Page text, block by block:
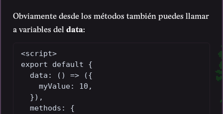
Obviamente desde los métodos también puedes llamar
a variables del data:
<script>
export default {
  data: () => ({
    myValue: 10,
  }),
  methods: {